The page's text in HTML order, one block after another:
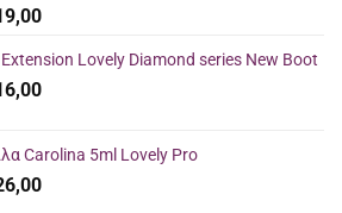
Η
τιμή
είναι:
Lovely Diamond series New Boot
Η
είναι:
€16,00.
Carolina 5ml Lovely Pro
Η